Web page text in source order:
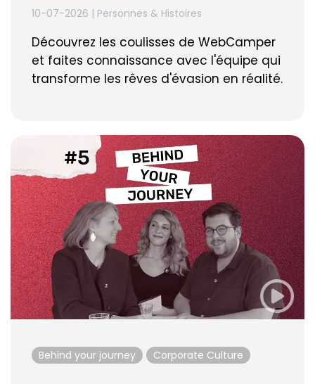
10-07-2026 | Personnes & Histoires
Découvrez les coulisses de WebCamper
et faites connaissance avec l'équipe qui
transforme les rêves d'évasion en réalité.
Behind your journey Corporate Culture